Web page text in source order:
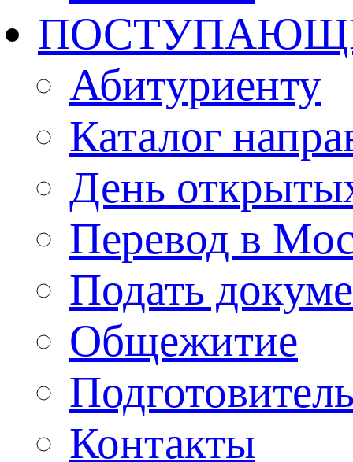
Абитуриенту
Каталог
День
Перевод в
Подать
Общежитие
Контакты